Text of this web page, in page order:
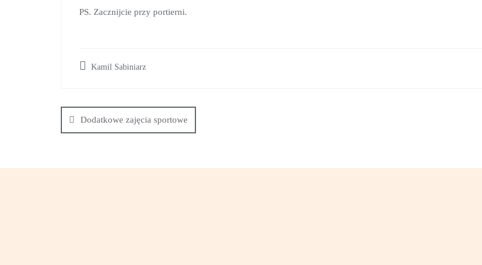
PS. Zacznijcie przy portierni.
Kamil Sabiniarz
Dodatkowe zajęcia sportowe